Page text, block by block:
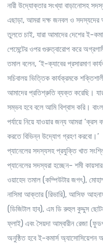
নারী উদ্যোক্তার সংখ্যা বাড়ানোসহ
এছাড়া, আমরা দক্ষ জনবল ও সদস্যদের
তুলতে চাই, যারা আমাদের দেশের ই-
পেমেন্টের ওপর গুরুত্বারোপ করে
তমাল বলেন, ‘ই-ক্যাবের প্রসারমাণ
সচিবালয় ভিত্তিক কার্যক্রমকে
আমাদের প্রতিশ্রুতি ব্যক্ত করেছি। যার
সম্ভব হবে বলে আমি বিশ্বাস করি।
পর্যায়ে নিয়ে যাওয়ার জন্য আমরা ‘ক্রস
করতে বিভিন্ন উদ্যোগ গ্রহণ করবো।’
প্যানেলের সদস্যসহ প্রযুক্তি খাত
প্যানেলের সদস্যরা হচ্ছেন- শমী
ওয়াহেদ তমাল (কম্পিউটার জগৎ),
নাসিমা আক্তার (রিভারি), আসিফ
(ডিজিটাল হাব), এম ডি রুহুল কুদ্দুস
ফ্লাই) এবং সৈয়দা আম্বারীন রেজা
অনুষ্ঠিত হবে ই-কমার্স অ্যাসোসিয়েশন